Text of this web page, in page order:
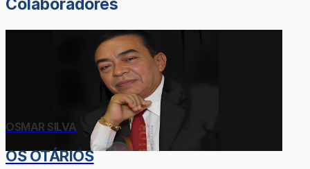
Colaboradores
OSMAR SILVA
OS OTÁRIOS